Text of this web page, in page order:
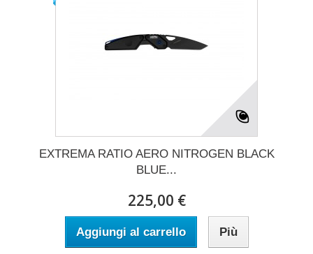
EXTREMA RATIO AERO NITROGEN BLACK
BLUE...
225,00 €
Aggiungi al carrello Più